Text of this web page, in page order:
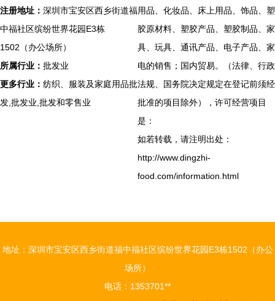
注册地址： 深圳市宝安区西乡街道福
中福社区缤纷世界花园E3栋
1502（办公场所）
所属行业： 批发业
更多行业： 纺织、服装及家庭用品批
发,批发业,批发和零售业
用品、化妆品、床上用品、饰品、塑
胶原材料、塑胶产品、塑胶制品、家
具、玩具、通讯产品、电子产品、家
电的销售；国内贸易。（法律、行政
法规、国务院决定规定在登记前须经
批准的项目除外），许可经营项目
是：
如若转载，请注明出处：
http://www.dingzhi-
food.com/information.html
地址：深圳市宝安区西乡街道福中福社区缤纷世界花园E3栋1502（办公
场所）
电话：1353701**